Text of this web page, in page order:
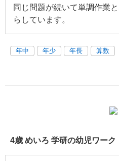
同じ問題が続いて単調作業
らしています。
年中 年少 年長 算数
4歳 めいろ 学研の幼児ワーク